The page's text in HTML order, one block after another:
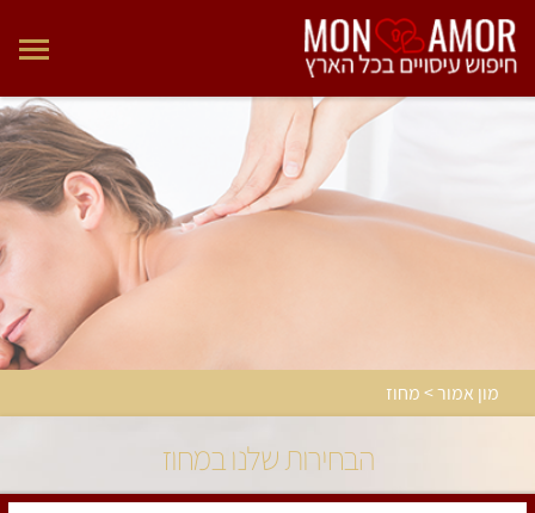
מון אמור > מחוז
הבחירות שלנו במחוז